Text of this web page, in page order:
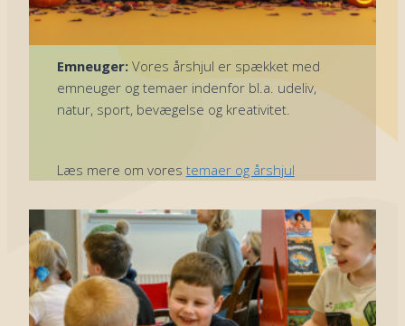
Emneuger: Vores årshjul er spækket med
emneuger og temaer indenfor bl.a. udeliv,
natur, sport, bevægelse og kreativitet.
Læs mere om vores temaer og årshjul